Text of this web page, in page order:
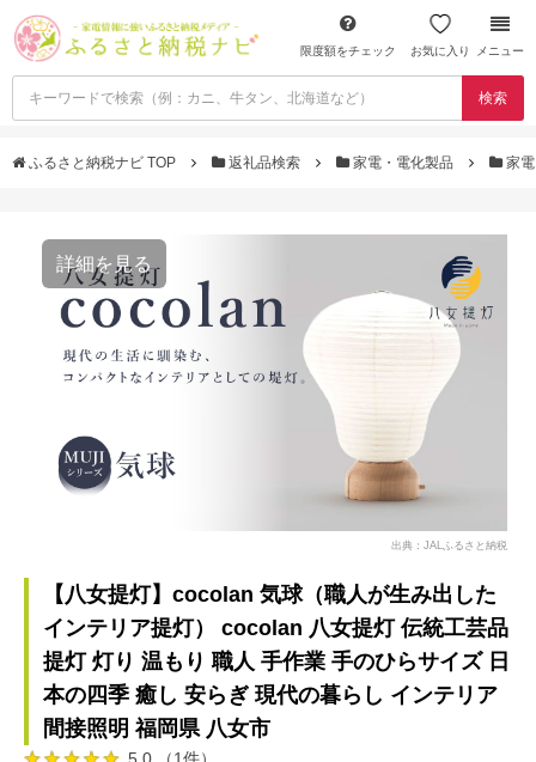
限度額をチェック お気に入り メニュー
検索
ふるさと納税ナビ TOP 返礼品検索 家電・電化製品 家電
詳細を見る
出典：JALふるさと納税
【八女提灯】cocolan 気球（職人が生み出した
インテリア提灯） cocolan 八女提灯 伝統工芸品
提灯 灯り 温もり 職人 手作業 手のひらサイズ 日
本の四季 癒し 安らぎ 現代の暮らし インテリア
間接照明 福岡県 八女市